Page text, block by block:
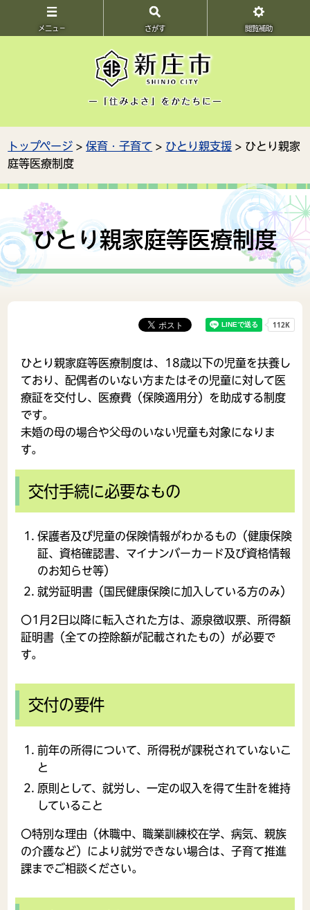
メニュ－ さがす 閲覧補助
トップページ >保育・子育て > ひとり親支援 > ひとり親家
庭等医療制度
ひとり親家庭等医療制度
ひとり親家庭等医療制度は、18歳以下の児童を扶養し
ており、配偶者のいない方またはその児童に対して医
療証を交付し、医療費（保険適用分）を助成する制度
です。
未婚の母の場合や父母のいない児童も対象になりま
す。
交付手続に必要なもの
保護者及び児童の保険情報がわかるもの（健康保険
証、資格確認書、マイナンバーカード及び資格情報
のお知らせ等）
就労証明書（国民健康保険に加入している方のみ）
〇1月2日以降に転入された方は、源泉徴収票、所得額
証明書（全ての控除額が記載されたもの）が必要で
す。
交付の要件
前年の所得について、所得税が課税されていないこ
と
原則として、就労し、一定の収入を得て生計を維持
していること
〇特別な理由（休職中、職業訓練校在学、病気、親族
の介護など）により就労できない場合は、子育て推進
課までご相談ください。